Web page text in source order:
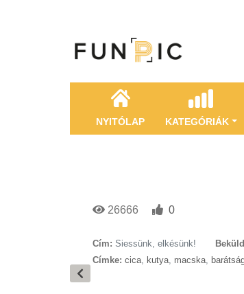
NYITÓLAP KATEGÓRIÁK
26666 0
Cím: Siessünk, elkésünk!
Címke: cica, kutya, macska,